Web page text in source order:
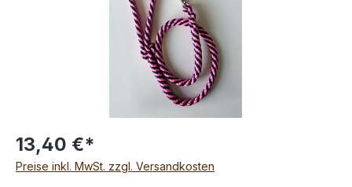
13,40 €*
Preise inkl. MwSt. zzgl. Versandkosten